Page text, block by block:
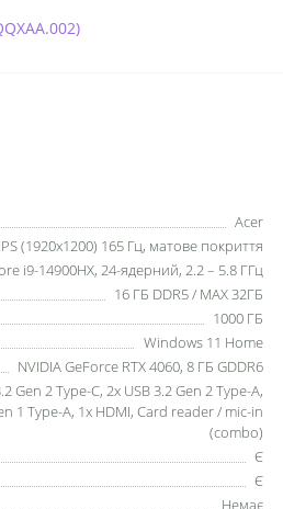
Acer
(1920x1200) 165 Гц, матове покриття
i9-14900HX, 24-ядерний, 2.2 – 5.8 ГГц
16 ГБ DDR5 / MAX 32ГБ
1000 ГБ
Windows 11 Home
NVIDIA GeForce RTX 4060, 8 ГБ GDDR6
Gen 2 Type-C, 2x USB 3.2 Gen 2 Type-A,
1 Type-A, 1х HDMI, Card reader / mic-in
(combo)
Є
Є
Немає